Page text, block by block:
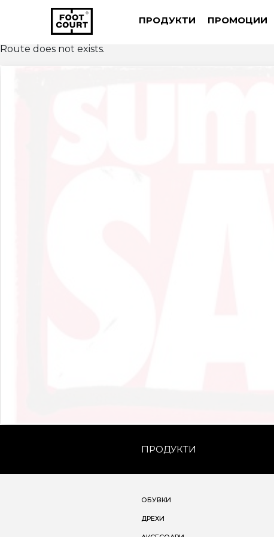
ПРОДУКТИ ПРОМОЦИИ
Route does not exists.
ПРОДУКТИ
ОБУВКИ
ДРЕХИ